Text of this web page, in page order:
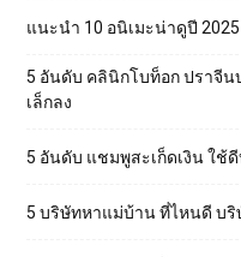
แนะนำ 10 อนิเมะน่าดูปี 2025
5 อันดับ คลินิกโบท็อก ปราจีน
เล็กลง
5 อันดับ แชมพูสะเก็ดเงิน ใช้
5 บริษัทหาแม่บ้าน ที่ไหนดี บ